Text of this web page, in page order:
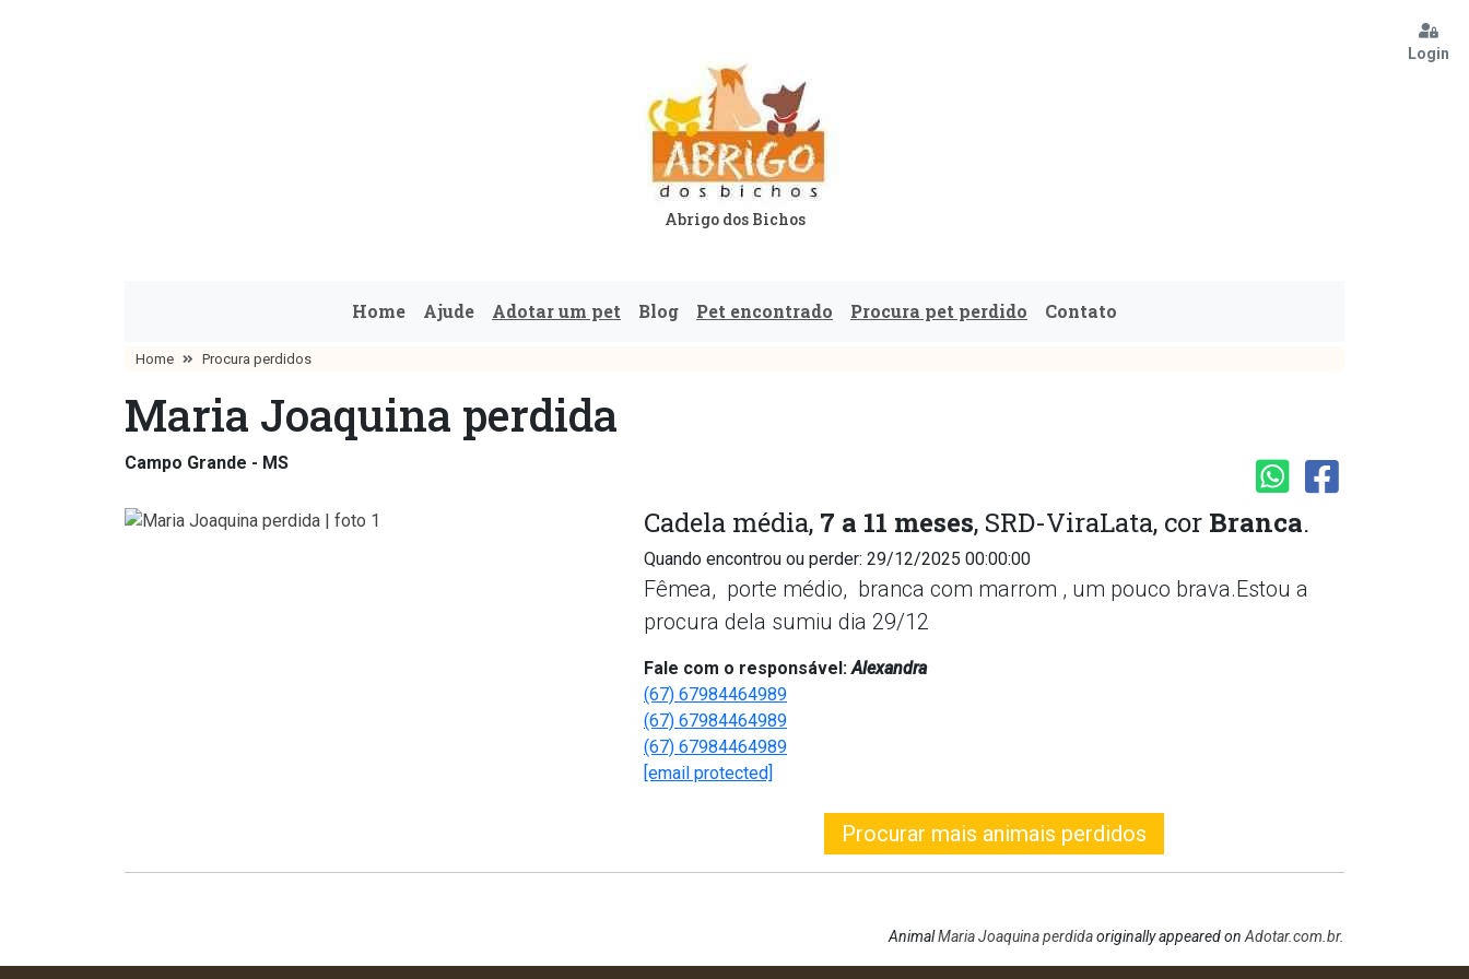
Login
Abrigo dos Bichos
Home Ajude Adotar um pet Blog Pet encontrado Procura pet perdido Contato
Home Procura perdidos
Maria Joaquina perdida
Campo Grande - MS
Cadela média, 7 a 11 meses, SRD-ViraLata, cor Branca.
Quando encontrou ou perder: 29/12/2025 00:00:00
Fêmea, porte médio, branca com marrom , um pouco brava.Estou a
procura dela sumiu dia 29/12
Fale com o responsável:Alexandra
(67) 67984464989
(67) 67984464989
(67) 67984464989
[email protected]
Procurar mais animais perdidos
AnimalMaria Joaquina perdidaoriginally appeared on Adotar.com.br.